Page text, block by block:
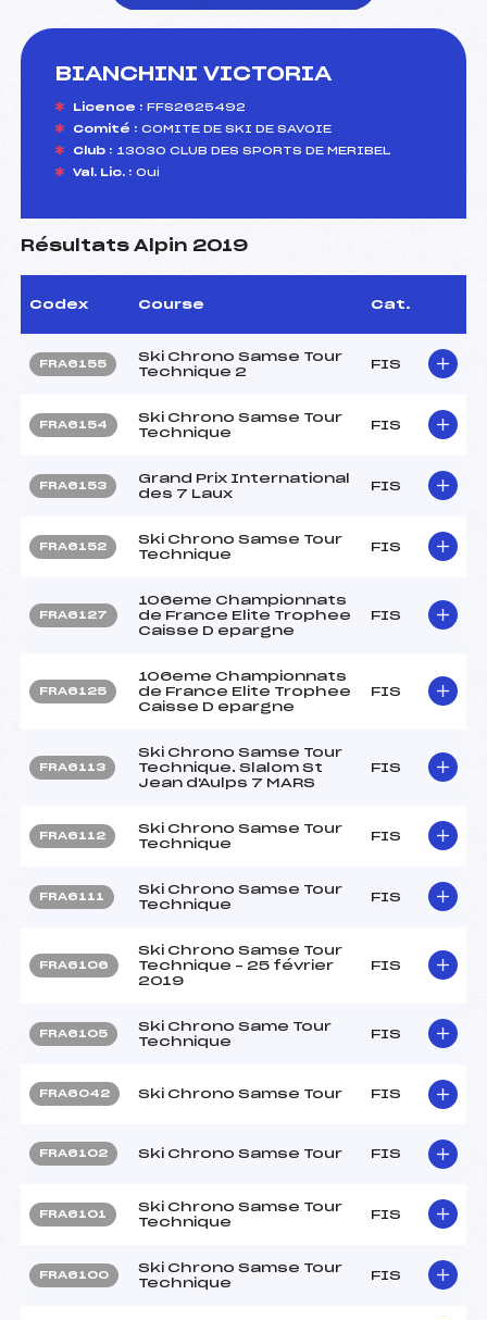
BIANCHINI VICTORIA
Licence : FFS2625492
Comité : COMITE DE SKI DE SAVOIE
Club : 13030 CLUB DES SPORTS DE MERIBEL
Val. Lic. : Oui
Résultats Alpin 2019
Codex Course Cat.
FRA6155
Ski Chrono Samse Tour
Technique 2
FIS
FRA6154
Ski Chrono Samse Tour
Technique
FIS
FRA6153
Grand Prix International
des 7 Laux
FIS
FRA6152
Ski Chrono Samse Tour
Technique
FIS
FRA6127
106eme Championnats
de France Elite Trophee
Caisse D epargne
FIS
FRA6125
106eme Championnats
de France Elite Trophee
Caisse D epargne
FIS
FRA6113
Ski Chrono Samse Tour
Technique. Slalom St
Jean d'Aulps 7 MARS
FIS
FRA6112
Ski Chrono Samse Tour
Technique
FIS
FRA6111
Ski Chrono Samse Tour
Technique
FIS
FRA6106
Ski Chrono Samse Tour
Technique – 25 février
2019
FIS
FRA6105
Ski Chrono Same Tour
Technique
FIS
FRA6042 Ski Chrono Samse Tour FIS
FRA6102 Ski Chrono Samse Tour FIS
FRA6101
Ski Chrono Samse Tour
Technique
FIS
FRA6100
Ski Chrono Samse Tour
Technique
FIS